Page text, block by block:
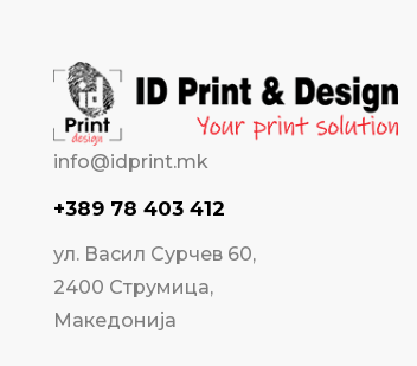
info@idprint.mk
+389 78 403 412
ул. Васил Сурчев 60,
2400 Струмица,
Македонија